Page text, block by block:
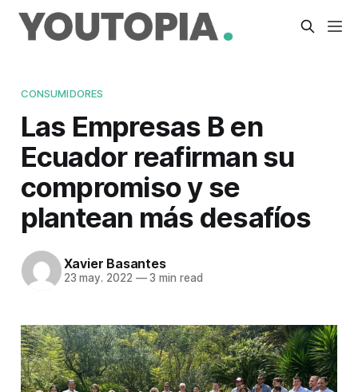
CONSUMIDORES
Las Empresas B en
Ecuador reafirman su
compromiso y se
plantean más desafíos
Xavier Basantes
23 may. 2022 —3 min read